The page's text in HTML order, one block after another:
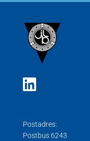
Postadres:
Postbus 6243